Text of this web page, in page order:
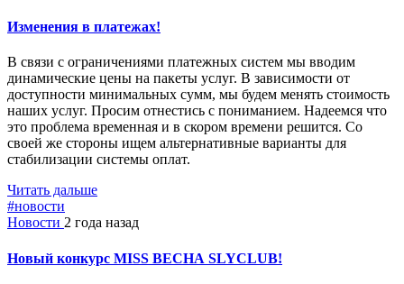
Изменения в платежах!
В связи с ограничениями платежных систем мы вводим
динамические цены на пакеты услуг. В зависимости от
доступности минимальных сумм, мы будем менять стоимость
наших услуг. Просим отнестись с пониманием. Надеемся что
это проблема временная и в скором времени решится. Со
своей же стороны ищем альтернативные варианты для
стабилизации системы оплат.
Читать дальше
#новости
Новости 2 года назад
Новый конкурс MISS ВЕСНА SLYCLUB!